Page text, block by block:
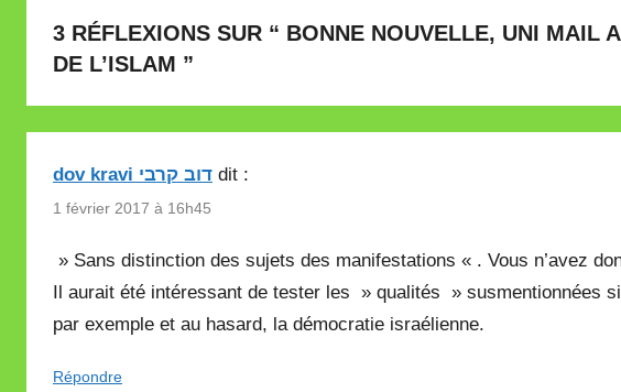
3 RÉFLEXIONS SUR “ BONNE NOUVELLE, UNI MAIL
DE L’ISLAM ”
dov kravi דוב קרבי dit :
1 février 2017 à 16h45
» Sans distinction des sujets des manifestations « . Vous n’avez
Il aurait été intéressant de tester les » qualités » susmentionnées
par exemple et au hasard, la démocratie israélienne.
Répondre